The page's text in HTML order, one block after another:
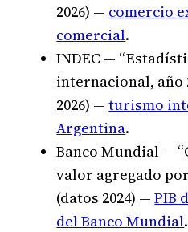
2026) — comercio
comercial.
INDEC —
internacional, año
2026) —turismo
Argentina.
Banco Mundial —
valor agregado
(datos 2024) —PIB
del Banco Mundial.